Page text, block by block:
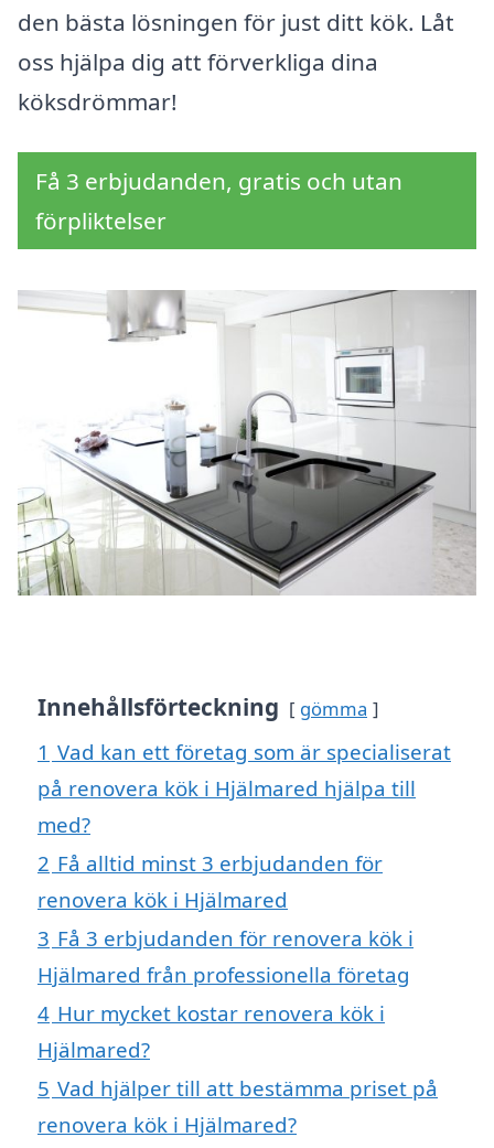
den bästa lösningen för just ditt kök. Låt
oss hjälpa dig att förverkliga dina
köksdrömmar!
Få 3 erbjudanden, gratis och utan
förpliktelser
Innehållsförteckning gömma
1 Vad kan ett företag som är specialiserat
på renovera kök i Hjälmared hjälpa till
med?
2 Få alltid minst 3 erbjudanden för
renovera kök i Hjälmared
3 Få 3 erbjudanden för renovera kök i
Hjälmared från professionella företag
4 Hur mycket kostar renovera kök i
Hjälmared?
5 Vad hjälper till att bestämma priset på
renovera kök i Hjälmared?